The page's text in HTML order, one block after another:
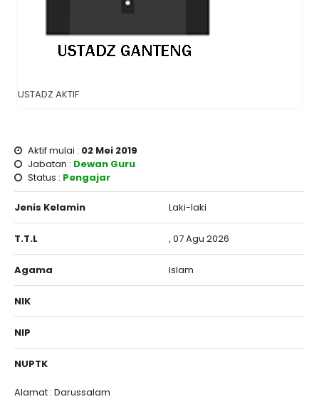
USTADZ AKTIF
Aktif mulai : 02 Mei 2019
Jabatan : Dewan Guru
Status : Pengajar
Jenis Kelamin Laki-laki
T.T.L , 07 Agu 2026
Agama Islam
NIK
NIP
NUPTK
Alamat : Darussalam